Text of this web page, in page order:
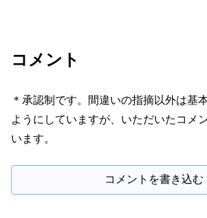
コメント
＊承認制です。間違いの指摘以外は基
ようにしていますが、いただいたコメ
います。
コメントを書き込む